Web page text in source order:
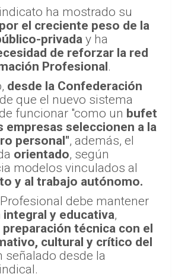
ha mostrado su
el creciente peso de la
privada y ha
de reforzar la red
Profesional.
desde la Confederación
de que el nuevo sistema
funcionar "como un bufet
empresas seleccionen a la
personal", además, el
orientado, según
modelos vinculados al
y al trabajo autónomo.
debe mantener
y educativa,
preparación técnica con el
cultural y crítico del
señalado desde la